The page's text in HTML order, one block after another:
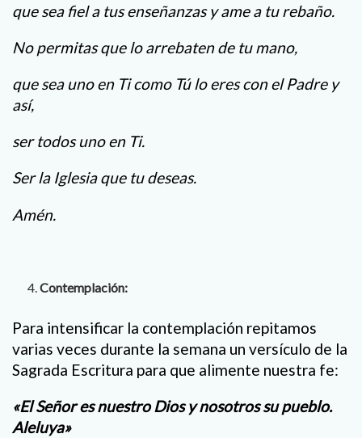
que sea fiel a tus enseñanzas y ame a tu rebaño.
No permitas que lo arrebaten de tu mano,
que sea uno en Ti como Tú lo eres con el Padre y
así,
ser todos uno en Ti.
Ser la Iglesia que tu deseas.
Amén.
Contemplación:
Para intensificar la contemplación repitamos
varias veces durante la semana un versículo de la
Sagrada Escritura para que alimente nuestra fe:
«El Señor es nuestro Dios y nosotros su pueblo.
Aleluya»